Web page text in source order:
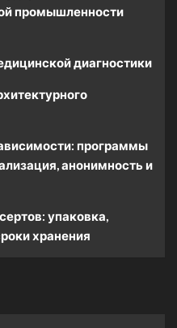
промышленности
диагностики
программы
анонимность и
упаковка,
хранения